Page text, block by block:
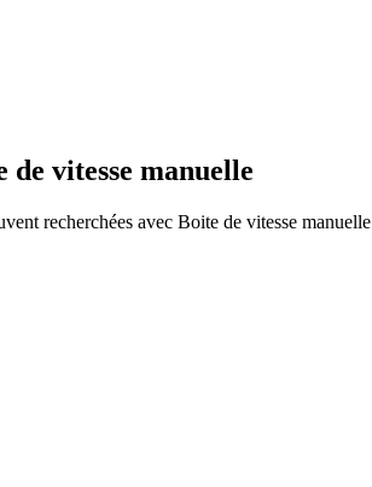
de vitesse manuelle
recherchées avec Boite de vitesse manuelle